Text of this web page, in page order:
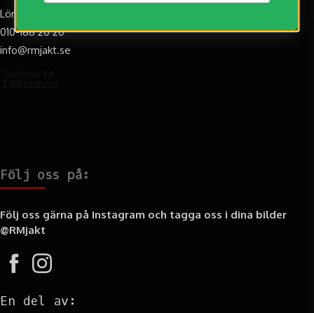
Lör: 10:00-14:00 (Augusti-Oktober)
010-188 20 20
info@rmjakt.se
Följ oss på:
Följ oss gärna på Instagram och tagga oss i dina bilder
@RMjakt
En del av: